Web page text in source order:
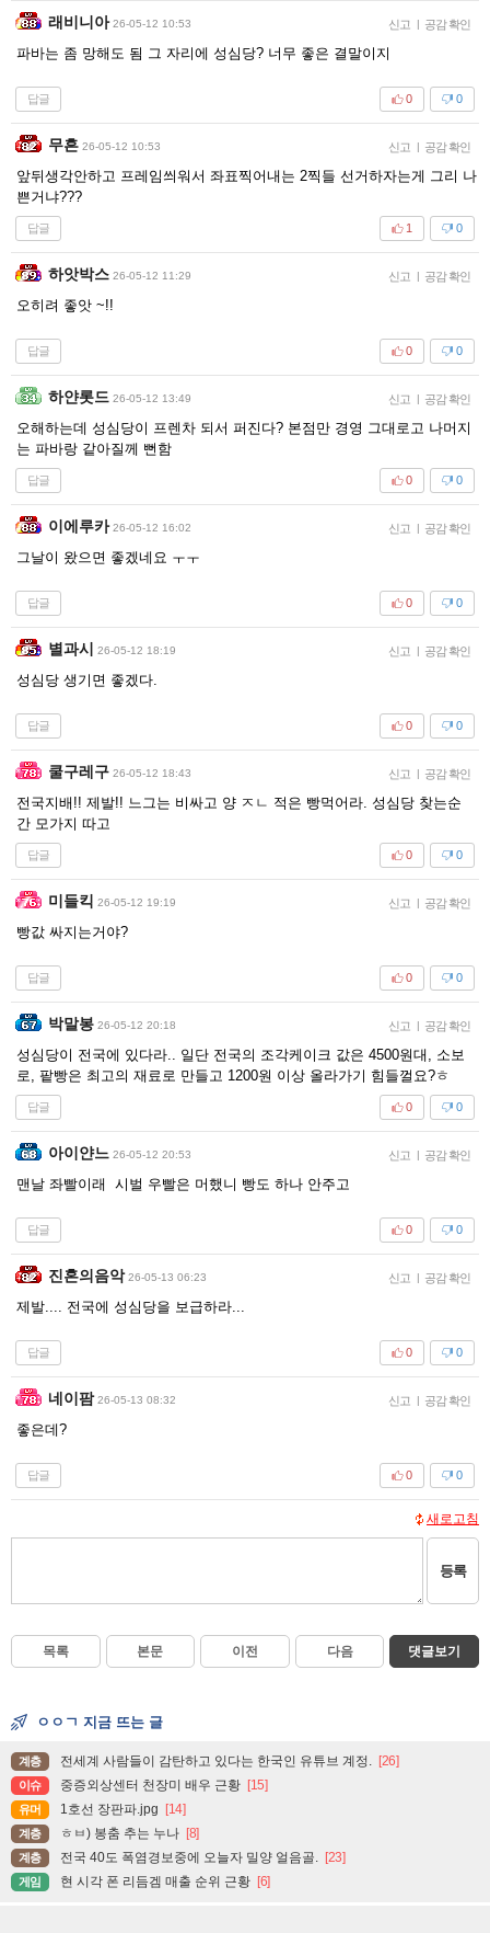
래비니아 26-05-12 10:53 신고 | 공감 확인
파바는 좀 망해도 됨 그 자리에 성심당? 너무 좋은 결말이지
답글 0
0
무흔 26-05-12 10:53 신고 | 공감 확인
앞뒤생각안하고 프레임씌워서 좌표찍어내는 2찍들 선거하자는게 그리 나
쁜거냐???
답글 0
1
하앗박스 26-05-12 11:29 신고 | 공감 확인
오히려 좋앗 ~!!
답글 0
0
하얀롯드 26-05-12 13:49 신고 | 공감 확인
오해하는데 성심당이 프렌차 되서 퍼진다? 본점만 경영 그대로고 나머지
는 파바랑 같아질께 뻔함
답글 0
0
이에루카 26-05-12 16:02 신고 | 공감 확인
그날이 왔으면 좋겠네요 ㅜㅜ
답글 0
0
별과시 26-05-12 18:19 신고 | 공감 확인
성심당 생기면 좋겠다.
답글 0
0
쿨구레구 26-05-12 18:43 신고 | 공감 확인
전국지배!! 제발!! 느그는 비싸고 양 ㅈㄴ 적은 빵먹어라. 성심당 찾는순
간 모가지 따고
답글 0
0
미들킥 26-05-12 19:19 신고 | 공감 확인
빵값 싸지는거야?
답글 0
0
박말봉 26-05-12 20:18 신고 | 공감 확인
성심당이 전국에 있다라.. 일단 전국의 조각케이크 값은 4500원대, 소보
로, 팥빵은 최고의 재료로 만들고 1200원 이상 올라가기 힘들껄요?ㅎ
답글 0
0
아이얀느 26-05-12 20:53 신고 | 공감 확인
맨날 좌빨이래 시벌 우빨은 머했니 빵도 하나 안주고
답글 0
0
진혼의음악 26-05-13 06:23 신고 | 공감 확인
제발.... 전국에 성심당을 보급하라...
답글 0
0
네이팜 26-05-13 08:32 신고 | 공감 확인
좋은데?
답글 0
0
새로고침
등록
목록 본문 이전 다음 댓글보기
ㅇㅇㄱ 지금 뜨는 글
계층 전세계 사람들이 감탄하고 있다는 한국인 유튜브 계정. [26]
이슈 중증외상센터 천장미 배우 근황 [15]
유머 1호선 장판파.jpg [14]
계층 ㅎㅂ) 봉춤 추는 누나 [8]
계층 전국 40도 폭염경보중에 오늘자 밀양 얼음골. [23]
게임 현 시각 폰 리듬겜 매출 순위 근황 [6]